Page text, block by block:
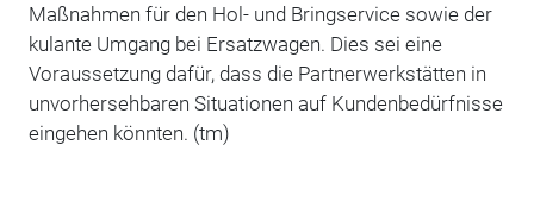
Maßnahmen für den Hol- und Bringservice sowie der
kulante Umgang bei Ersatzwagen. Dies sei eine
Voraussetzung dafür, dass die Partnerwerkstätten in
unvorhersehbaren Situationen auf Kundenbedürfnisse
eingehen könnten. (tm)